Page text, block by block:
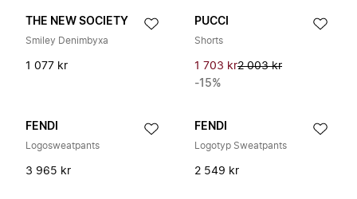
THE NEW SOCIETY
Smiley Denimbyxa
1 077 kr
PUCCI
Shorts
1 703 kr2 003 kr
-15%
FENDI
Logosweatpants
3 965 kr
FENDI
Logotyp Sweatpants
2 549 kr